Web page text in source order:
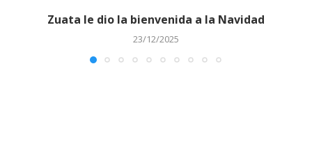
Zuata le dio la bienvenida a la Navidad
23/12/2025